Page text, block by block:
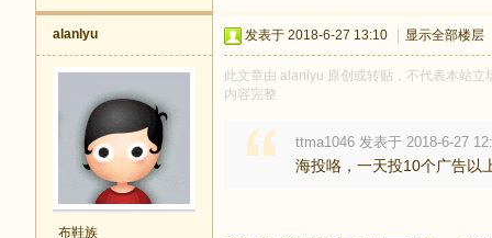
alanlyu
布鞋族
发表于 2018-6-27 13:10 显示全部楼层
此文章由 alanlyu 原创或转贴，不代表本站
内容完整
ttma1046 发表于 2018-6-27
海投咯，一天投10个广告以